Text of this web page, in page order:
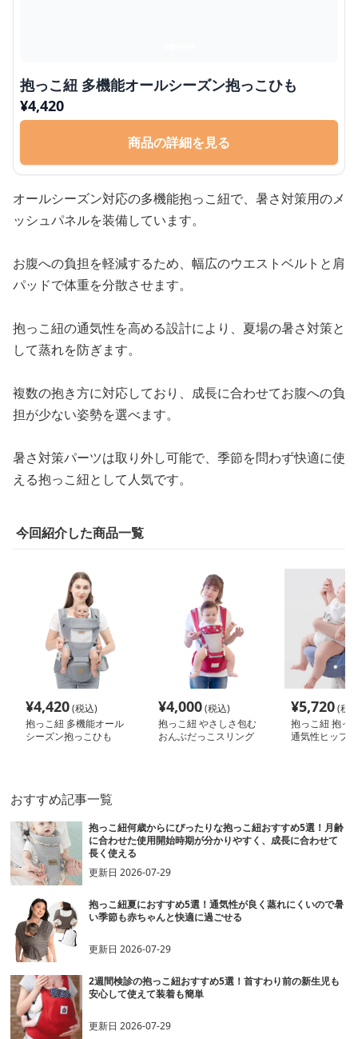
抱っこ紐 多機能オールシーズン抱っこひも
¥4,420
商品の詳細を見る
オールシーズン対応の多機能抱っこ紐で、暑さ対策用のメ
ッシュパネルを装備しています。
お腹への負担を軽減するため、幅広のウエストベルトと肩
パッドで体重を分散させます。
抱っこ紐の通気性を高める設計により、夏場の暑さ対策と
して蒸れを防ぎます。
複数の抱き方に対応しており、成長に合わせてお腹への負
担が少ない姿勢を選べます。
暑さ対策パーツは取り外し可能で、季節を問わず快適に使
える抱っこ紐として人気です。
今回紹介した商品一覧
¥4,420(税込)
抱っこ紐 多機能オール
シーズン抱っこひも
¥4,000(税込)
抱っこ紐 やさしさ包む
おんぶだっこスリング
¥5,720(税
抱っこ紐 抱っ
通気性ヒップ
おすすめ記事一覧
抱っこ紐何歳からにぴったりな抱っこ紐おすすめ5選！月齢
に合わせた使用開始時期が分かりやすく、成長に合わせて
長く使える
更新日2026-07-29
抱っこ紐夏におすすめ5選！通気性が良く蒸れにくいので暑
い季節も赤ちゃんと快適に過ごせる
更新日2026-07-29
2週間検診の抱っこ紐おすすめ5選！首すわり前の新生児も
安心して使えて装着も簡単
更新日2026-07-29